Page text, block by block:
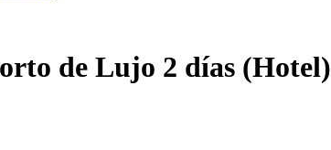
de Lujo 2 días (Hotel)